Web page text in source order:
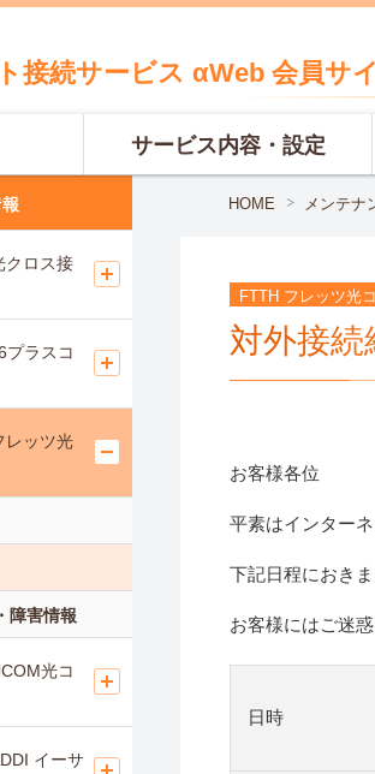
接続サービス αWeb 会員サ
サービス内容・設定
HOME メンテナ
FTTH フレッツ光
対外接
お客様各位
平素はインター
下記日程におき
お客様にはご迷
日時
クロス接
プラスコ
レッツ光
障害情報
光コ
イーサ